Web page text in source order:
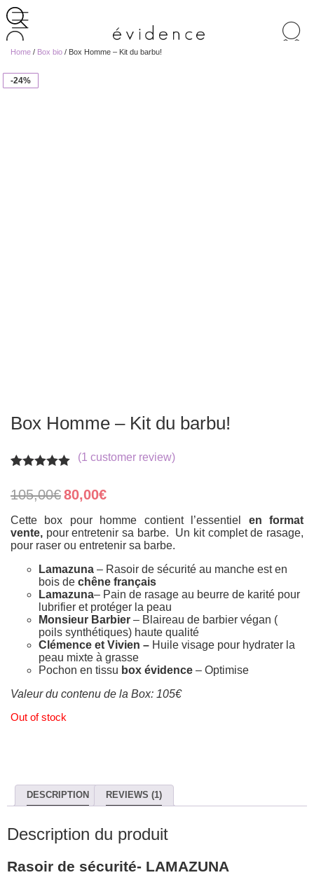
de
Home / Box bio / Box Homme – Kit du barbu!
-24%
Box Homme – Kit du barbu!
out of 5
based on
rating
(1 customer review)
105,00€ Original
price
was:
105,00€.
80,00€Current
is:
80,00€.
Cette box pour homme contient l’essentiel en format
vente, pour entretenir sa barbe. Un kit complet de rasage,
pour raser ou entretenir sa barbe.
Lamazuna – Rasoir de sécurité au manche est en
bois de chêne français
Lamazuna– Pain de rasage au beurre de karité pour
lubrifier et protéger la peau
Monsieur Barbier – Blaireau de barbier végan (
poils synthétiques) haute qualité
Clémence et Vivien – Huile visage pour hydrater la
peau mixte à grasse
Pochon en tissu box évidence – Optimise
Valeur du contenu de la Box: 105€
Out of stock
DESCRIPTION REVIEWS (1)
Description du produit
Rasoir de sécurité- LAMAZUNA